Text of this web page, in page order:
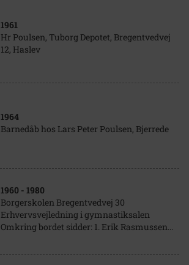
1961
Hr Poulsen, Tuborg Depotet, Bregentvedvej
12, Haslev
1964
Barnedåb hos Lars Peter Poulsen, Bjerrede
1960 - 1980
Borgerskolen Bregentvedvej 30
Erhvervsvejledning i gymnastiksalen
Omkring bordet sidder: 1. Erik Rasmussen...